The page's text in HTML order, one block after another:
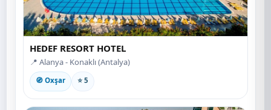
HEDEF RESORT HOTEL
📍 Alanya - Konaklı (Antalya)
🧭 Oxşar ⭐ 5